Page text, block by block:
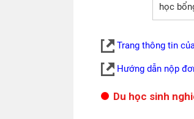
học
Trang thông tin
Hướng dẫn nộp
Du học sinh